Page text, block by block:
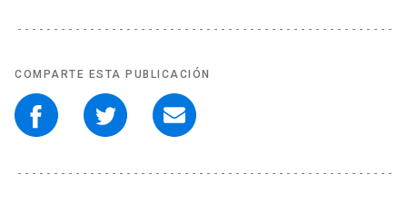
COMPARTE ESTA PUBLICACIÓN